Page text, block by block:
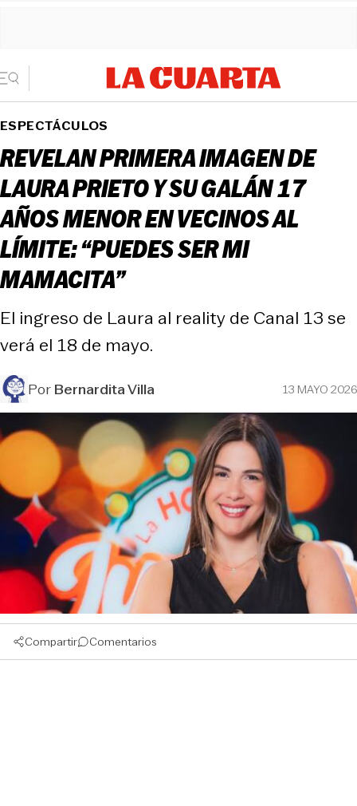
ESPECTÁCULOS
REVELAN PRIMERA IMAGEN DE
LAURA PRIETO Y SU GALÁN 17
AÑOS MENOR EN VECINOS AL
LÍMITE: “PUEDES SER MI
MAMACITA”
El ingreso de Laura al reality de Canal 13 se
verá el 18 de mayo.
PorBernardita Villa 13 MAYO 2026
Compartir Comentarios